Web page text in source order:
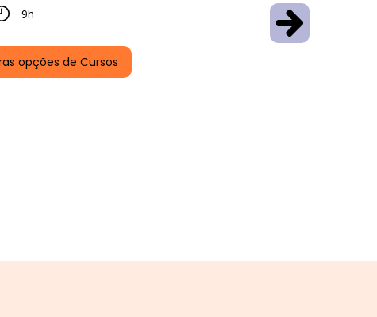
9h
opções de Cursos